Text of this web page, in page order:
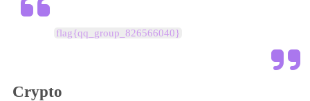
flag{qq_group_826566040}
Crypto